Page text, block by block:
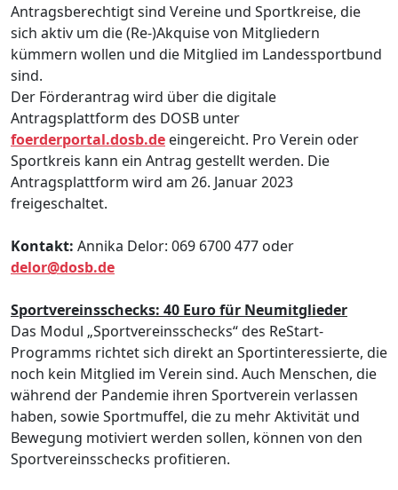
Antragsberechtigt sind Vereine und Sportkreise, die
sich aktiv um die (Re-)Akquise von Mitgliedern
kümmern wollen und die Mitglied im Landessportbund
sind.
Der Förderantrag wird über die digitale
Antragsplattform des DOSB unter
foerderportal.dosb.de eingereicht. Pro Verein oder
Sportkreis kann ein Antrag gestellt werden. Die
Antragsplattform wird am 26. Januar 2023
freigeschaltet.
Kontakt: Annika Delor: 069 6700 477 oder
delor@dosb.de
Sportvereinsschecks: 40 Euro für Neumitglieder
Das Modul „Sportvereinsschecks“ des ReStart-
Programms richtet sich direkt an Sportinteressierte, die
noch kein Mitglied im Verein sind. Auch Menschen, die
während der Pandemie ihren Sportverein verlassen
haben, sowie Sportmuffel, die zu mehr Aktivität und
Bewegung motiviert werden sollen, können von den
Sportvereinsschecks profitieren.